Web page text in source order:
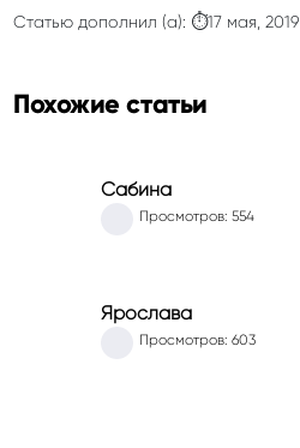
Статью дополнил (а): ⏱17 мая, 2019
Похожие статьи
Сабина
Просмотров: 554
Ярослава
Просмотров: 603